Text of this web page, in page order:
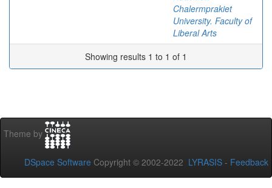
Chalermprakiet
University. Faculty of
Liberal Arts
Showing results 1 to 1 of 1
Theme by
DSpace Software Copyright © 2002-2022 LYRASIS - Feedback